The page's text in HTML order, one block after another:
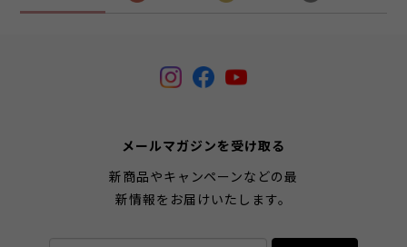
メールマガジンを受け取る
新商品やキャンペーンなどの最
新情報をお届けいたします。